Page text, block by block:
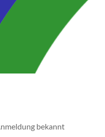
bekannt